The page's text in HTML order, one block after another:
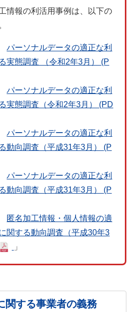
情報の利活用事例は、以下の
パーソナルデータの適正な利
実態調査 （令和2年3月） (P
パーソナルデータの適正な利
実態調査（令和2年3月） (PD
パーソナルデータの適正な利
動向調査（平成31年3月） (P
パーソナルデータの適正な利
動向調査（平成31年3月） (P
匿名加工情報・個人情報の適
関する動向調査（平成30年3
」
関する事業者の義務